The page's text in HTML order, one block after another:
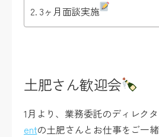
3ヶ月面談実施
土肥さん歓迎会
1月より、業務委託のディレク
entの土肥さんとお仕事をご一